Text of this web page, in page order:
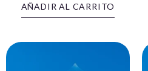
AÑADIR AL CARRITO